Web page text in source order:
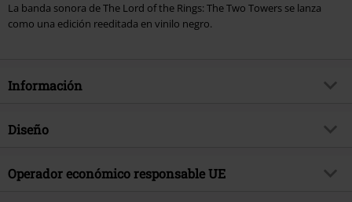
La banda sonora de The Lord of the Rings: The Two Towers se lanza
como una edición reeditada en vinilo negro.
Información
Artículo no.
Diseño
Tipo de producto
LP
Operador económico responsable UE